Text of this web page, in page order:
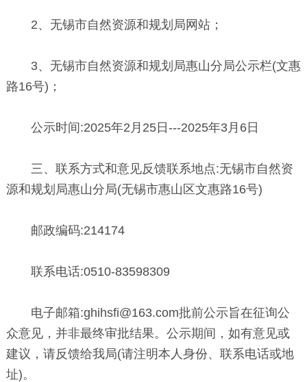
2、无锡市自然资源和规划局网站；
3、无锡市自然资源和规划局惠山分局公示栏(文惠
路16号)；
公示时间:2025年2月25日---2025年3月6日
三、联系方式和意见反馈联系地点:无锡市自然资
源和规划局惠山分局(无锡市惠山区文惠路16号)
邮政编码:214174
联系电话:0510-83598309
电子邮箱:ghihsfi@163.com批前公示旨在征询公
众意见，并非最终审批结果。公示期间，如有意见或
建议，请反馈给我局(请注明本人身份、联系电话或地
址)。